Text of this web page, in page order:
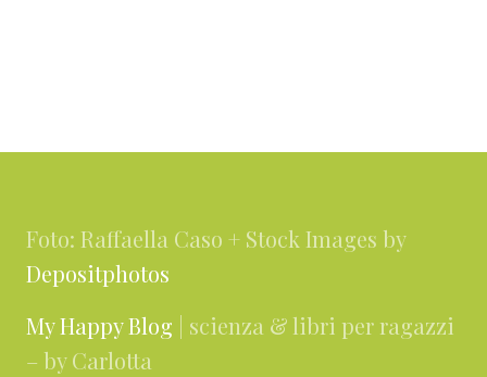
Foto: Raffaella Caso + Stock Images by
Depositphotos
My Happy Blog | scienza & libri per ragazzi
– by Carlotta